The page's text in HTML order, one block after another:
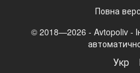
Повна
© 2018—2026 - Avtopoliv -
Укр